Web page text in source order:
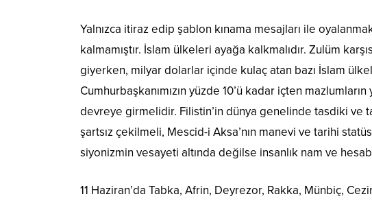
Yalnızca itiraz edip şablon kınama mesajları ile
kalmamıştır. İslam ülkeleri ayağa kalkmalıdır. Zulüm
giyerken, milyar dolarlar içinde kulaç atan bazı İslam
Cumhurbaşkanımızın yüzde 10’ü kadar içten
devreye girmelidir. Filistin’in dünya genelinde tasdiki ve
şartsız çekilmeli, Mescid-i Aksa’nın manevi ve tarihi
siyonizmin vesayeti altında değilse insanlık nam ve
11 Haziran’da Tabka, Afrin, Deyrezor, Rakka, Münbiç,